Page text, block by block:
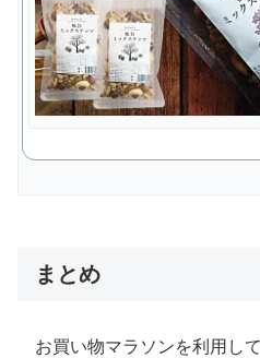
まとめ
お買い物マラソンを利用し